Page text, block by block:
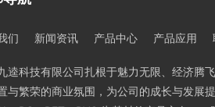
们 新闻资讯 产品中心 产品应用
逵科技有限公司扎根于魅力无限、经济腾
与繁荣的商业氛围，为公司的成长与发展